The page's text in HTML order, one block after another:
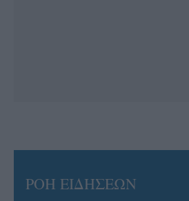
ΡΟΗ ΕΙΔΗΣΕΩΝ